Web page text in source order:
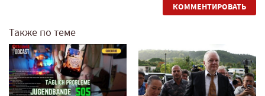
КОММЕНТИРОВАТЬ
Также по теме